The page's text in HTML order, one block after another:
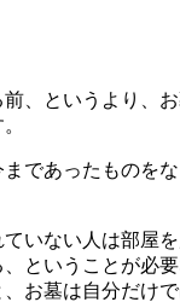
、というより、
であったものを
いない人は部屋
ということが必
、お墓は自分だけ